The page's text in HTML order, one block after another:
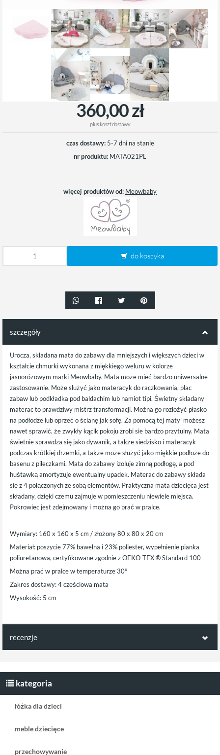
360,00 zł
plus koszt dostawy
czas dostawy: 5-7 dni na stanie
nr produktu: MATA021PL
więcej produktów od: Meowbaby
do koszyka
szczegóły
Urocza, składana mata do zabawy dla mniejszych i większych dzieci w
kształcie chmurki wykonana z miękkiego weluru w kolorze
jasnoróżowym marki Meowbaby. Mata może mieć bardzo uniwersalne
zastosowanie. Może służyć jako materacyk do raczkowania, plac
zabaw lub podkładka pod baldachim lub namiot tipi. Świetny składany
materac to prawdziwy mistrz transformacji. Można go rozłożyć płasko
na podłodze lub oprzeć o ścianę jak sofę. Za pomocą tej maty możesz
nawet sprawić, że zwykły kącik pokoju zrobi sie bardzo przytulny. Mata
świetnie sprawdza się jako dywanik, a także siedzisko i materacyk
podczas krótkiej drzemki, a także może służyć jako miękkie podłoże do
basenu z piłeczkami. Mata do zabawy izoluje zimną podłogę, a pod
huśtawką amortyzuje ewentualny upadek. Materac do zabawy składa
się z 4 połączonych ze sobą elementów. Praktyczna mata dziecięca jest
składany, dzięki czemu zajmuje w pomieszczeniu niewiele miejsca.
Pokrowiec jest zdejmowany i można go prać w pralce.
Wymiary: 160 x 160 x 5 cm / złożony 80 x 80 x 20 cm
Materiał: poszycie 77% bawełna i 23% poliester, wypełnienie pianka
poliuretanowa, certyfikowane zgodnie z OEKO-TEX ® Standard 100
Można prać w pralce w temperaturze 30°
Zakres dostawy: 4 częściowa mata
Wysokość: 5 cm
recenzje
Napisz pierwszą recenzję jako klient!
kategoria
łóżka dla dzieci
meble dziecięce
przechowywanie